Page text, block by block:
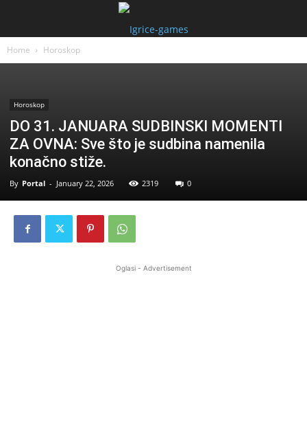
Home Horoskop
Horoskop
DO 31. JANUARA SUDBINSKI MOMENTI
ZA OVNA: Sve što je sudbina namenila
konačno stiže.
By Portal - January 22, 2026 2319 0
Oglasi - Advertisement